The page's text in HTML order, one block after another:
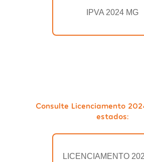
IPVA 2024 MG
Consulte Licenciamento
estados:
LICENCIAMENTO